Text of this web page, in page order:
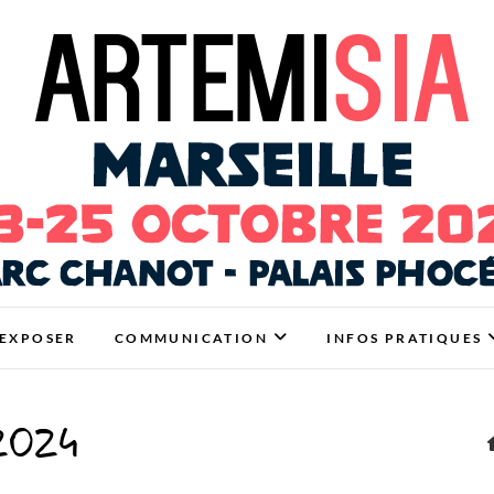
ET HABITAT SAIN À MARSEILLE
EXPOSER COMMUNICATION INFOS PRATIQUES